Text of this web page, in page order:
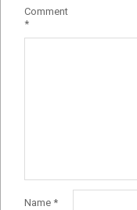
Comment
*
Name *